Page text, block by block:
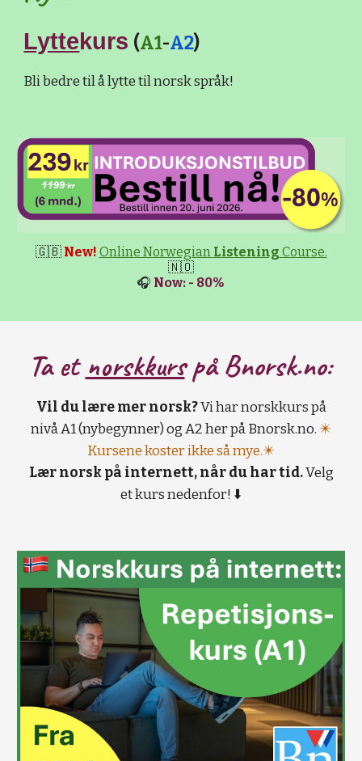
Lyttekurs (A1-A2)
Bli bedre til å lytte til norsk språk!
🇬🇧 New! Online Norwegian Listening Course.
🇳🇴
🎧 Now: - 80%
Ta et norskkurspå Bnorsk.no:
Vil du lære mer norsk?Vi har norskkurs på
nivå A1 (nybegynner) og A2 her på Bnorsk.no. ✴️
Kursene koster ikke så mye.✴️
Lær norsk på internett, når du har tid.Velg
et kurs nedenfor! ⬇️